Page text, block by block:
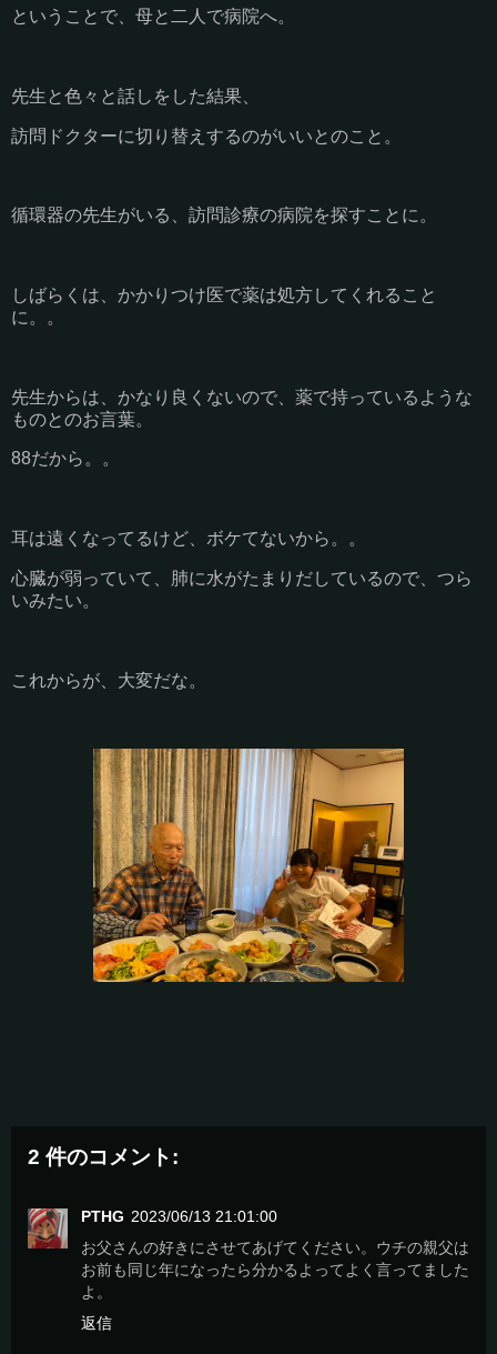
ということで、母と二人で病院へ。
先生と色々と話しをした結果、
訪問ドクターに切り替えするのがいいとのこと。
循環器の先生がいる、訪問診療の病院を探すことに。
しばらくは、かかりつけ医で薬は処方してくれること
に。。
先生からは、かなり良くないので、薬で持っているような
ものとのお言葉。
88だから。。
耳は遠くなってるけど、ボケてないから。。
心臓が弱っていて、肺に水がたまりだしているので、つら
いみたい。
これからが、大変だな。
2 件のコメント:
PTHG 2023/06/13 21:01:00
お父さんの好きにさせてあげてください。ウチの親父は
お前も同じ年になったら分かるよってよく言ってました
よ。
返信